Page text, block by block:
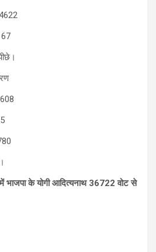
भाजपा के योगी आद‍ित्‍यनाथ 36722 वोट से